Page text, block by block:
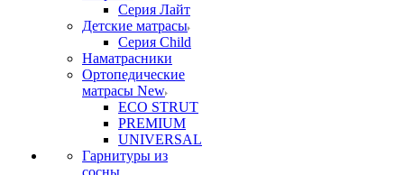
Серия Лайт
Детские матрасы
Серия Child
Наматрасники
Ортопедические
матрасы New
ECO STRUT
PREMIUM
UNIVERSAL
Гарнитуры из
сосны